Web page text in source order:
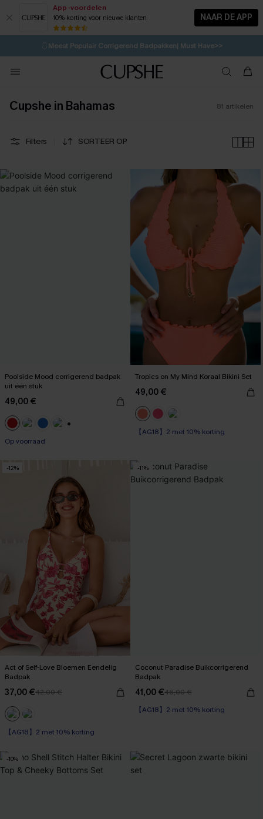
App-voordelen
10% korting voor nieuwe klanten NAAR DE APP
⚡️LAATSTE KANS | Tot 50% korting>>
🩱Meest Populair Corrigerend Badpakken| Must Have>>
💌Abonneer je & ontvang tot 15% korting>>
Koop 3, krijg 15% korting | CODE: SW15 1D:10H:45M:24S
Cupshe in Bahamas 81 artikelen
Filters SORTEER OP
Poolside Mood corrigerend badpak
uit één stuk
49,00 €
Op voorraad
Tropics on My Mind Koraal Bikini Set
49,00 €
【AG18】2 met 10% korting
High Waist
-12%
Act of Self-Love Bloemen Eendelig
Badpak
37,00 €42,00 €
【AG18】2 met 10% korting
Op voorraad
-11%
Coconut Paradise Buikcorrigerend
Badpak
41,00 €46,00 €
【AG18】2 met 10% korting
Op voorraad
-10%